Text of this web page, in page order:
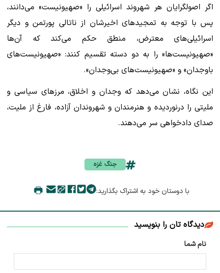
اگر اصولگرایان هر شهروند اسرائیلی را «صهیونیست» می‌دانند،
پس با توجه به تمجیدهای اخیرشان از ناتالی پورتمن و دیگر
اسرائیلی‌های معترض، منطق حکم می‌کند که آن‌ها
«صهیونیست‌ها» را به دو دسته تقسیم کنند: «صهیونیست‌های
باوجدان» و «صهیونیست‌های بی‌وجدان».
این نگاه، نشان می‌دهد که وجدان و اخلاق، مرزهای سیاسی و
ملیتی را درنوردیده و هنرمندان و شهروندان آزاده، فارغ از ملیت،
صدای دادخواهی سر می‌دهند.
جنگ غزه
با دوستان خود به اشتراک بگذارید:
دیدگاه تان را بنویسید
نام شما